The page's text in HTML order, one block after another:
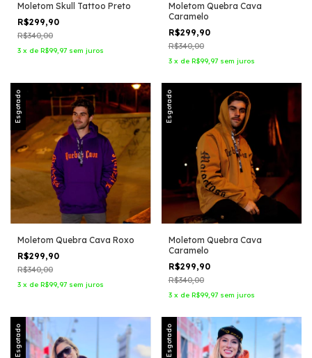
Moletom Skull Tattoo Preto
R$299,90
R$340,00
3 x de R$99,97 sem juros
Moletom Quebra Cava
Caramelo
R$299,90
R$340,00
3 x de R$99,97 sem juros
Esgotado
Moletom Quebra Cava Roxo
R$299,90
R$340,00
3 x de R$99,97 sem juros
Esgotado
Moletom Quebra Cava
Caramelo
R$299,90
R$340,00
3 x de R$99,97 sem juros
Esgotado Esgotado